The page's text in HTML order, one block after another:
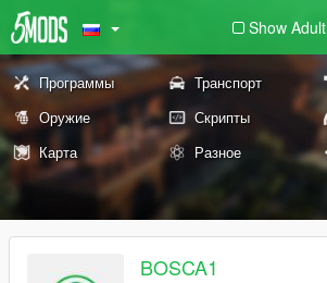
Show Adult
Программы Транспорт
Оружие
Скрипты
Карта
Разное
BOSCA1